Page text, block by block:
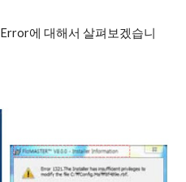
에 대해서 살펴보겠습니